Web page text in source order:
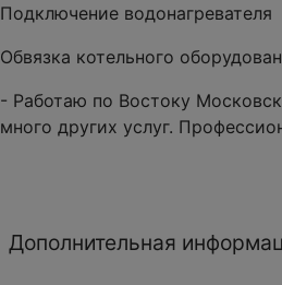
Подключение водонагревателя
Обвязка котельного
- Работаю по Востоку
много других услуг.
Дополнительная